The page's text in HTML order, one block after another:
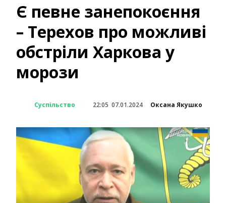
Є певне занепокоєння
– Терехов про можливі
обстріли Харкова у
морози
Суспільство 22:05 07.01.2024 Оксана Якушко